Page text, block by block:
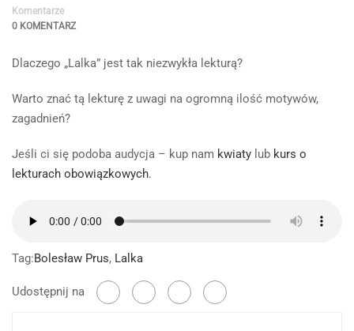
Komentarze
0 KOMENTARZ
Dlaczego „Lalka” jest tak niezwykła lekturą?
Warto znać tą lekturę z uwagi na ogromną ilość motywów,
zagadnień?
Jeśli ci się podoba audycja – kup nam kwiaty lub kurs o
lekturach obowiązkowych.
Tag:Bolesław Prus, Lalka
Udostępnij na